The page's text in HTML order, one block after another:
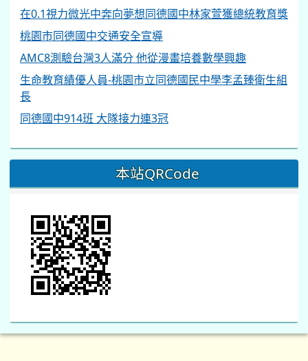
在0.1視力微光中奔向夢想同德國中林家萱獲總統教育獎
桃園市同德國中交通安全宣導
AMC8測驗台灣3人滿分 他從漫畫培養數學興趣
生命教育績優人員-桃園市立同德國民中學李孟臻衛生組
長
同德國中914班 大隊接力連3冠
本站QRCode